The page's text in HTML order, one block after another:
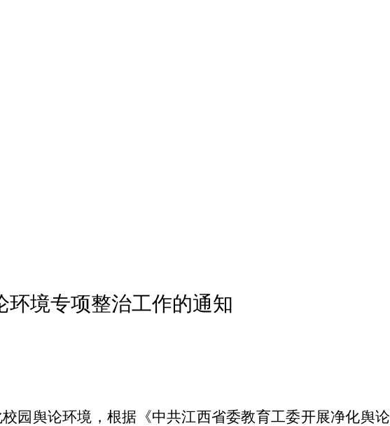
环境专项整治工作的通知
园舆论环境，根据《中共江西省委教育工委开展净化舆论